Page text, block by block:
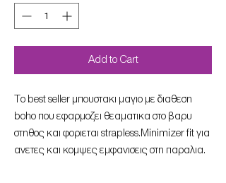
Add to Cart
To best seller μπουστακι μαγιο με διαθεση
boho που εφαρμοζει θεαματικα στο βαρυ
στηθος και φοριεται strapless.Minimizer fit για
ανετες και κομψες εμφανισεις στη παραλια.